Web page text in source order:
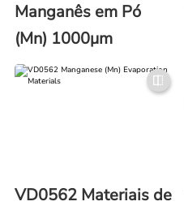
Manganês em Pó
(Mn) 1000μm
VD0562 Materiais de